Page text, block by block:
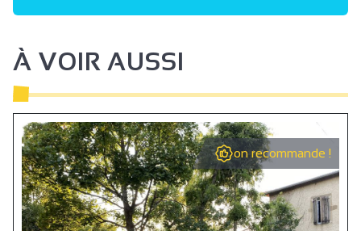
Handdoeken inclusief
Inclusief lakens en handdoeken
Kinderstoel
Stofzuiger
Diepvries
Oven
Afzuigkap
Privé wasmachine
À VOIR AUSSI
on recommande !